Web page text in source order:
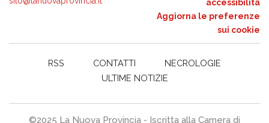
accessibilità
Aggiorna le preferenze
sui cookie
RSS CONTATTI
NECROLOGIE
ULTIME NOTIZIE
©2025 La Nuova Provincia - Iscritta alla Camera di